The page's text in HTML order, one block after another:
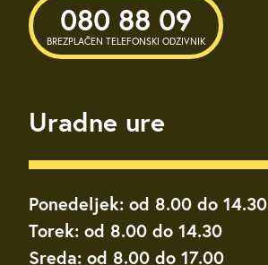
080 88 09
BREZPLAČEN TELEFONSKI ODZIVNIK
Uradne ure
Ponedeljek: od 8.00 do 14.30
Torek: od 8.00 do 14.30
Sreda: od 8.00 do 17.00